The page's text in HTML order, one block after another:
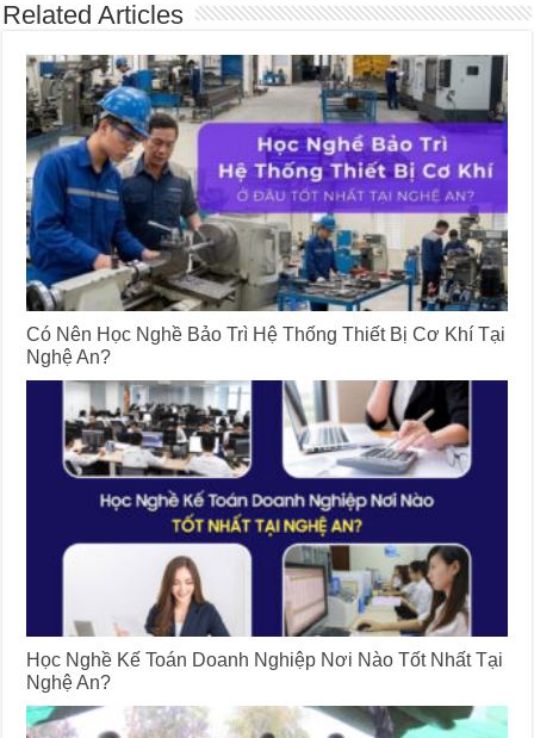
Related Articles
Có Nên Học Nghề Bảo Trì Hệ Thống Thiết Bị Cơ Khí Tại
Nghệ An?
Học Nghề Kế Toán Doanh Nghiệp Nơi Nào Tốt Nhất Tại
Nghệ An?